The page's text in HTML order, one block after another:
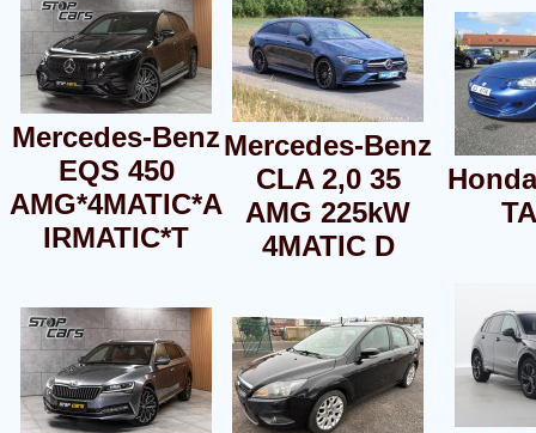
Mercedes-Benz
EQS 450
AMG*4MATIC*A
IRMATIC*T
Mercedes-Benz
CLA 2,0 35
AMG 225kW
4MATIC D